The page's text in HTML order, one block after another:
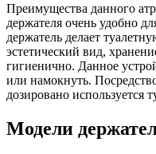
Преимущества данного
держателя очень удобно
держатель делает
эстетический вид,
гигиенично. Данное
или намокнуть.
дозировано используется
Модели